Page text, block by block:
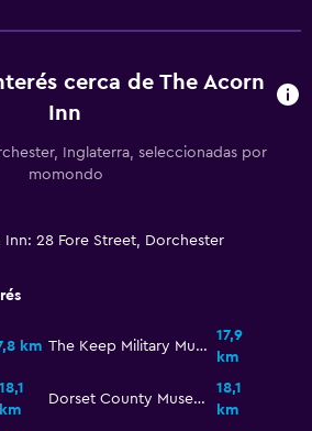
cerca de The Acorn
Inn
Inglaterra, seleccionadas por
momondo
28 Fore Street, Dorchester
km The Keep Military Museum
17,9
km
18,1
km
Dorset County Museum
18,1
km